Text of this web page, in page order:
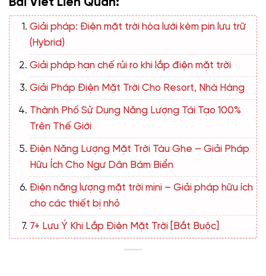
Giải pháp: Điện mặt trời hòa lưới kèm pin lưu trữ
(Hybrid)
Giải pháp hạn chế rủi ro khi lắp điện mặt trời
Giải Pháp Điện Mặt Trời Cho Resort, Nhà Hàng
Thành Phố Sử Dụng Năng Lượng Tái Tạo 100%
Trên Thế Giới
Điện Năng Lượng Mặt Trời Tàu Ghe – Giải Pháp
Hữu Ích Cho Ngư Dân Bám Biển
Điện năng lượng mặt trời mini – Giải pháp hữu ích
cho các thiết bị nhỏ
7+ Lưu Ý Khi Lắp Điện Mặt Trời [Bắt Buộc]